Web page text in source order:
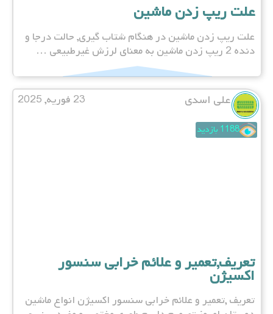
علت ریپ زدن ماشین
علت ریپ زدن ماشین در هنگام شتاب گیری, حالت درجا و
دنده 2 ریپ زدن ماشین به معنای لرزش غیرطبیعی …
علی اسدی 23 فوریه, 2025
1188 بازدید
تعریف,تعمیر و علائم خرابی سنسور
اکسیژن
تعریف ,تعمیر و علائم خرابی سنسور اکسیژن انواع ماشین